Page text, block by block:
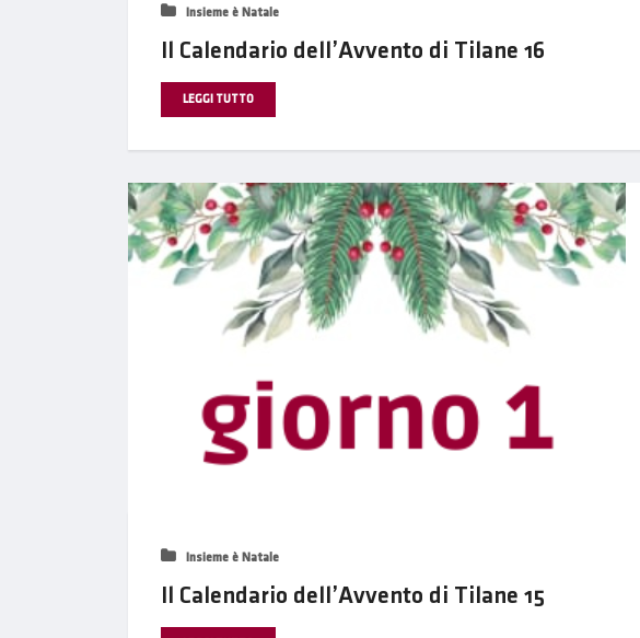
Insieme è Natale
Il Calendario dell’Avvento di Tilane 16
LEGGI TUTTO
Insieme è Natale
Il Calendario dell’Avvento di Tilane 15